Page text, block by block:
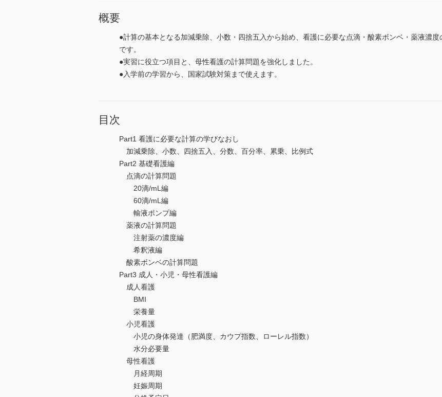
概要
●計算の基本となる加減乗除、小数・四捨五入から始め、看護に必要な点滴・酸素ボンベ・薬液濃
です。
●実習に役立つ項目と、母性看護の計算問題を強化しました。
●入学前の学習から、国家試験対策まで使えます。
目次
Part1 看護に必要な計算の学びなおし
加減乗除、小数、四捨五入、分数、百分率、累乗、比例式
Part2 基礎看護編
点滴の計算問題
20滴/mL編
60滴/mL編
輸液ポンプ編
薬液の計算問題
注射薬の濃度編
希釈液編
酸素ボンベの計算問題
Part3 成人・小児・母性看護編
成人看護
BMI
栄養量
小児看護
小児の身体発達（肥満度、カウプ指数、ローレル指数）
水分必要量
母性看護
月経周期
妊娠周期